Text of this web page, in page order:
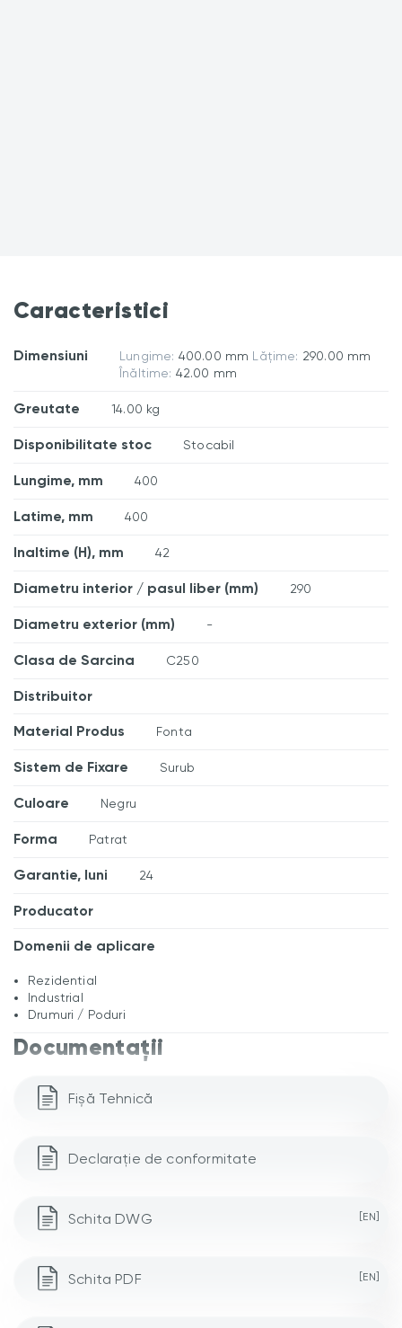
Caracteristici
Dimensiuni Lungime: 400.00 mm Lățime: 290.00 mm
Înăltime: 42.00 mm
Greutate 14.00 kg
Disponibilitate stoc Stocabil
Lungime, mm 400
Latime, mm 400
Inaltime (H), mm 42
Diametru interior / pasul liber (mm) 290
Diametru exterior (mm) -
Clasa de Sarcina C250
Distribuitor
Material Produs Fonta
Sistem de Fixare Surub
Culoare Negru
Forma Patrat
Garantie, luni 24
Producator
Domenii de aplicare
Rezidential
Industrial
Drumuri / Poduri
Documentații
Fișă Tehnică
Declarație de conformitate
Schita DWG [EN]
Schita PDF [EN]